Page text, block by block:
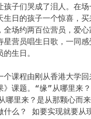
孩子们哭成了泪人。在
生日的孩子一个惊喜，
全场约两百位营员，爱
星营员唱生日歌，一同
生日。
个课程由刚从香港大学
》课题。“缘”从哪里来
哪里来？是从那颗心而
什么？ 如要实现就要从